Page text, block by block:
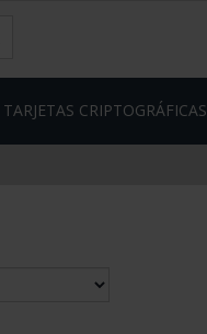
TARJETAS CRIPTOGRÁFICAS